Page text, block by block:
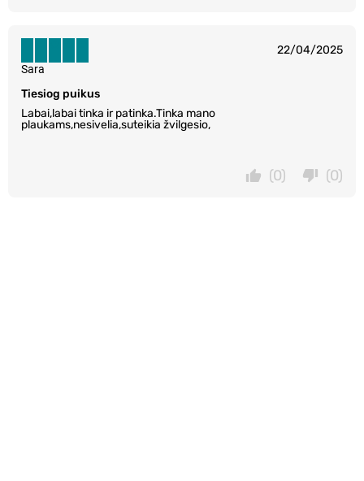
22/04/2025
Tiesiog puikus
Labai,labai tinka ir patinka.Tinka mano
plaukams,nesivelia,suteikia žvilgesio,
Sara
(0)
(0)